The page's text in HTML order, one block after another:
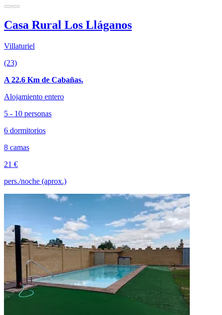
Casa Rural Los Lláganos
Villaturiel
(23)
A 22.6 Km de Cabañas.
Alojamiento entero
5 - 10 personas
6 dormitorios
8 camas
21 €
pers./noche (aprox.)